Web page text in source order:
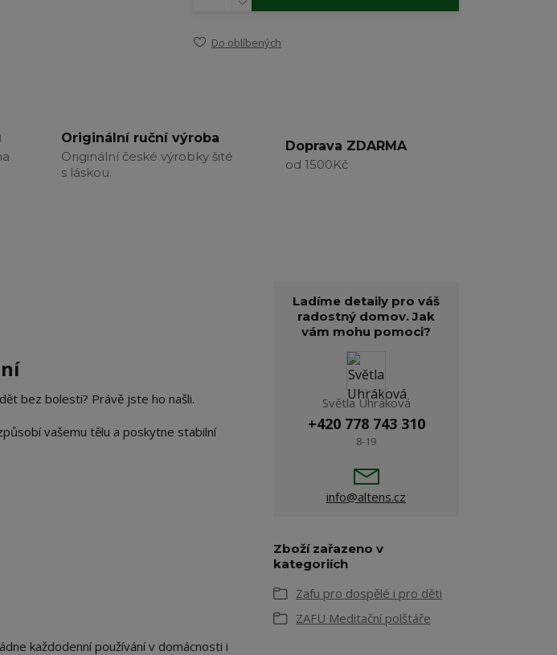
Do oblíbených
Originální ruční výroba
Originální české výrobky šité
s láskou.
Doprava ZDARMA
od 1500Kč
bez bolesti? Právě jste ho našli.
vašemu tělu a poskytne stabilní
každodenní používání v domácnosti i
Ladíme detaily pro váš
radostný domov. Jak
vám mohu pomoci?
Světla Uhráková
+420 778 743 310
8-19
info@altens.cz
Zboží zařazeno v
kategoriích
Zafu pro dospělé i pro děti
ZAFU Meditační polštáře